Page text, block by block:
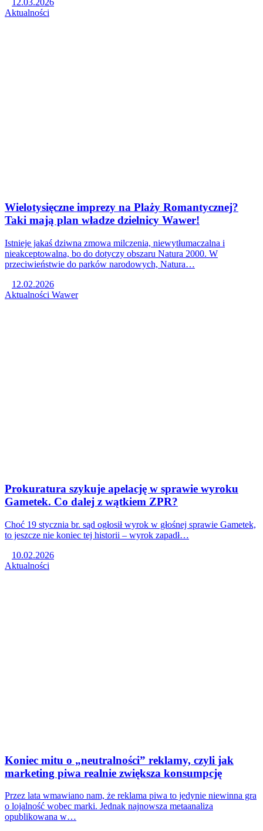
12.03.2026
Aktualności
Wielotysięczne imprezy na Plaży Romantycznej?
Taki mają plan władze dzielnicy Wawer!
Istnieje jakaś dziwna zmowa milczenia, niewytłumaczalna i
nieakceptowalna, bo do dotyczy obszaru Natura 2000. W
przeciwieństwie do parków narodowych, Natura…
12.02.2026
Aktualności Wawer
Prokuratura szykuje apelację w sprawie wyroku
Gametek. Co dalej z wątkiem ZPR?
Choć 19 stycznia br. sąd ogłosił wyrok w głośnej sprawie Gametek,
to jeszcze nie koniec tej historii – wyrok zapadł…
10.02.2026
Aktualności
Koniec mitu o „neutralności” reklamy, czyli jak
marketing piwa realnie zwiększa konsumpcję
Przez lata wmawiano nam, że reklama piwa to jedynie niewinna gra
o lojalność wobec marki. Jednak najnowsza metaanaliza
opublikowana w…